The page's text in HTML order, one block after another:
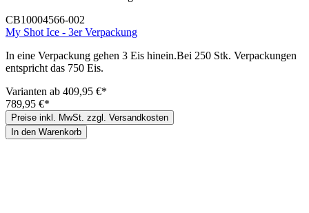
CB10004566-002
My Shot Ice - 3er Verpackung
In eine Verpackung gehen 3 Eis hinein.Bei 250 Stk. Verpackungen
entspricht das 750 Eis.
Varianten ab 409,95 €*
789,95 €*
Preise inkl. MwSt. zzgl. Versandkosten
In den Warenkorb